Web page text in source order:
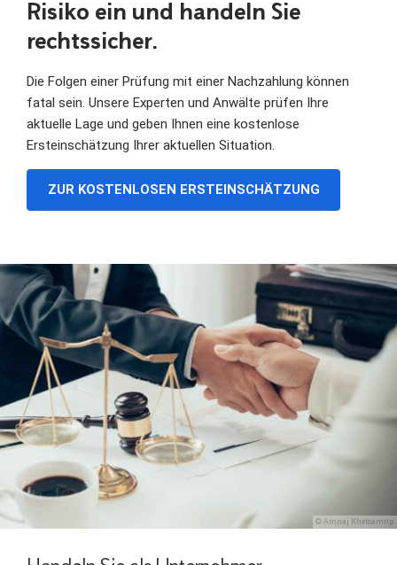
Risiko ein und handeln Sie
rechtssicher.
Die Folgen einer Prüfung mit einer Nachzahlung können
fatal sein. Unsere Experten und Anwälte prüfen Ihre
aktuelle Lage und geben Ihnen eine kostenlose
Ersteinschätzung Ihrer aktuellen Situation.
ZUR KOSTENLOSEN ERSTEINSCHÄTZUNG
© Amnaj Khetsamtip